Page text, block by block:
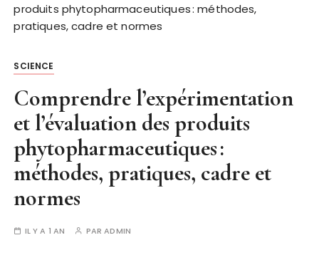
produits phytopharmaceutiques : méthodes,
pratiques, cadre et normes
SCIENCE
Comprendre l’expérimentation
et l’évaluation des produits
phytopharmaceutiques :
méthodes, pratiques, cadre et
normes
IL Y A 1 AN PARADMIN